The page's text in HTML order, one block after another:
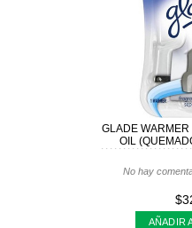
GLADE
OIL
No hay
AÑADIR